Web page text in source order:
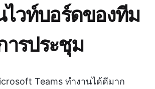
ไวท์บอร์ดของทีม
ารประชุม
Teams ทำงานได้ดีมาก